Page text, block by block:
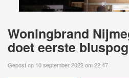
Woningbrand
doet eerste
Gepost op 10 september 2022 om 22:47